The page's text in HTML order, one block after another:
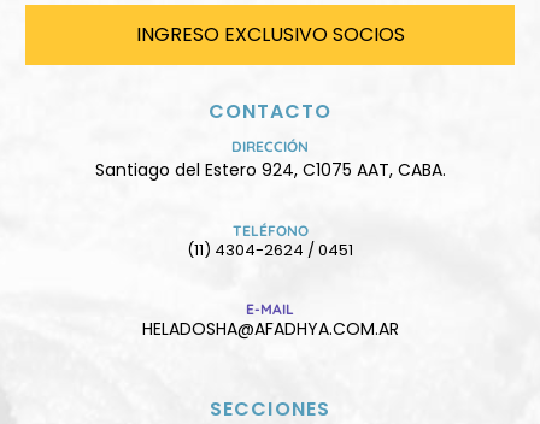
INGRESO EXCLUSIVO SOCIOS
CONTACTO
DIRECCIÓN
Santiago del Estero 924, C1075 AAT, CABA.
TELÉFONO
(11) 4304-2624 / 0451
E-MAIL
HELADOSHA@AFADHYA.COM.AR
SECCIONES